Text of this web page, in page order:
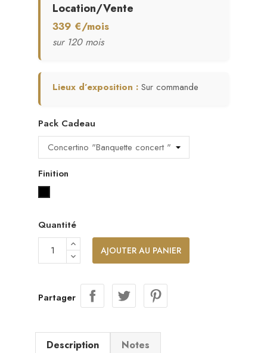
Location/Vente
339 €/mois
sur 120 mois
Lieux d’exposition : Sur commande
Pack Cadeau
Finition
Quantité
AJOUTER AU PANIER
Partager
Description
Notes